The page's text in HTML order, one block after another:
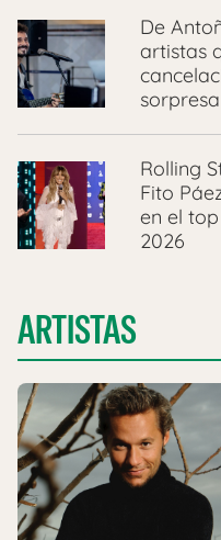
De
artistas
sorpresa
Rolling
Fito
en el
2026
ARTISTAS